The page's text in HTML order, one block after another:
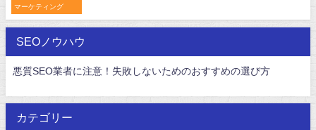
マーケティング
SEOノウハウ
悪質SEO業者に注意！失敗しないためのおすすめの選び方
カテゴリー